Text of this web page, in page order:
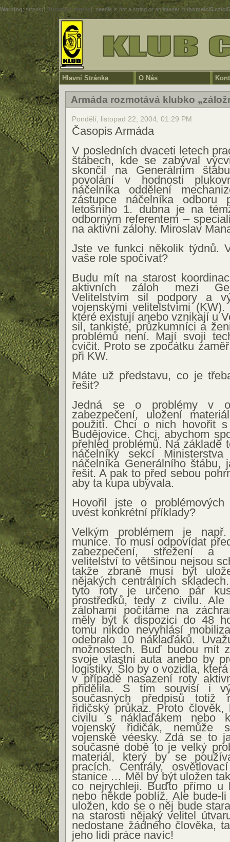
Warning: strpos() [function.strpos]: needle is not a string or an integer in/home/ci5.cz/
Hlavní Stránka O Nás
Armáda rozmotává klubko
Pondělí, listopad 22, 2004, 01:29 PM
Časopis Armáda
V posledních dvaceti letech
štábech, kde se zabýval
skončil na Generálním
povolání v hodnosti
náčelníka oddělení
zástupce náčelníka odboru
letošního 1. dubna je na
odborným referentem –
na aktivní zálohy. Miroslav
Jste ve funkci několik týdnů.
vaše role spočívat?
Budu mít na starost
aktivních záloh mezi
Velitelstvím sil podpory a
vojenskými velitelstvími
které existují anebo vznikají u
sil, tankisté, průzkumníci a
problémů není. Mají svoji
cvičit. Proto se zpočátku
při KW.
Máte už představu, co je
řešit?
Jedná se o problémy v
zabezpečení, uložení
použití. Chci o nich hovořit
Budějovice. Chci, abychom
přehled problémů. Na základě
náčelníky sekcí
náčelníka Generálního štábu,
řešit. A pak to před sebou
aby ta kupa ubývala.
Hovořil jste o problémových
uvést konkrétní příklady?
Velkým problémem je
munice. To musí odpovídat
zabezpečení, střežení a
velitelství to většinou nejsou
takže zbraně musí být
nějakých centrálních
tyto roty je určeno pár
prostředků, tedy z civilu.
zálohami počítáme na
měly být k dispozici do 48
tomu nikdo nevyhlásí
odebralo 10 náklaďáků.
možnostech. Buď budou mít
svoje vlastní auta anebo by
logistiky. Šlo by o vozidla,
v případě nasazení roty
přidělila. S tím souvisí i
současných předpisů totiž
řidičský průkaz. Proto
civilu s náklaďákem nebo
vojenský řidičák, nemůže
vojenské véesky. Zdá se to
současné době to je velký
materiál, který by se
pracích. Centrály,
stanice … Měl by být uložen
co nejrychleji. Buďto přímo u
nebo někde poblíž. Ale bude-
uložen, kdo se o něj bude
na starosti nějaký velitel
nedostane žádného člověka,
jeho lidi práce navíc!